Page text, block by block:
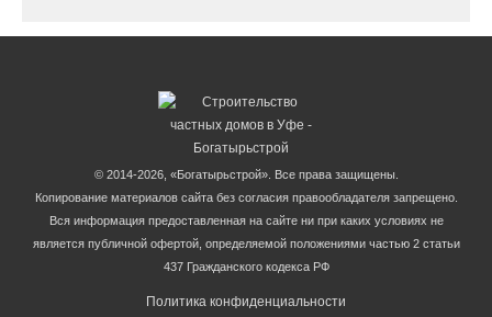
© 2014-2026, «Богатырьстрой». Все права защищены.
Копирование материалов сайта без согласия правообладателя запрещено.
Вся информация предоставленная на сайте ни при каких условиях не
является публичной офертой, определяемой положениями частью 2 статьи
437 Гражданского кодекса РФ
Политика конфиденциальности